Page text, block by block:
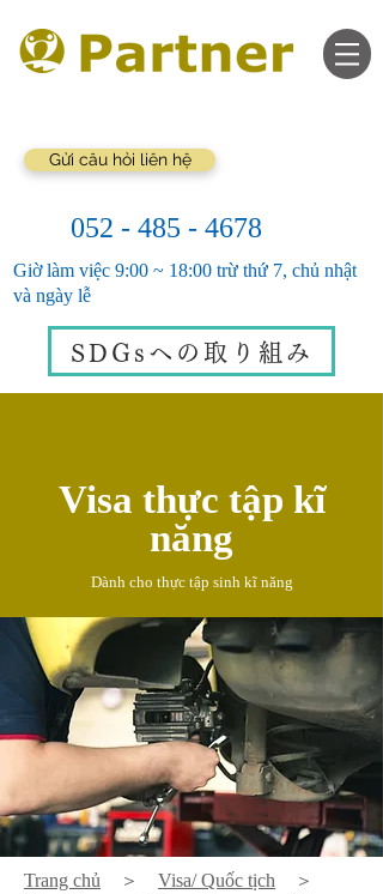
Gửi câu hỏi liên hệ
052 - 485 - 4678
Giờ làm việc 9:00 ~ 18:00 trừ thứ 7, chủ nhật
và ngày lễ
SDGsへの取り組み
Visa thực tập kĩ
năng
Dành cho thực tập sinh kĩ năng
Trang chủ ＞ Visa/ Quốc tịch ＞